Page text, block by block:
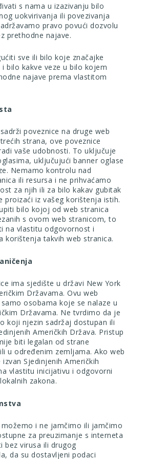
s nama u izazivanju bilo
uokvirivanja ili povezivanja
pravo povući dozvolu
prethodne najave.
sve ili bilo koje značajke
bilo kakve veze u bilo kojem
najave prema vlastitom
poveznice na druge web
strana, ove poveznice
vaše udobnosti. To uključuje
uključujući banner oglase
Nemamo kontrolu nad
ili resursa i ne prihvaćamo
za njih ili za bilo kakav gubitak
proizaći iz vašeg korištenja istih.
bilo kojoj od web stranica
s ovom web stranicom, to
na vlastitu odgovornost i
korištenja takvih web stranica.
ima sjedište u državi New York
Državama. Ovu web
osobama koje se nalaze u
Državama. Ne tvrdimo da je
koji njezin sadržaj dostupan ili
Američkih Država. Pristup
biti legalan od strane
u određenim zemljama. Ako web
Sjedinjenih Američkih
vlastitu inicijativu i odgovorni
zakona.
i ne jamčimo ili jamčimo
za preuzimanje s interneta
bez virusa ili drugog
da su dostavljeni podaci